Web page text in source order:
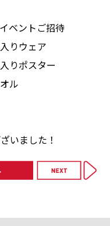
ベントご招待
りウェア
りポスター
ル
いました！